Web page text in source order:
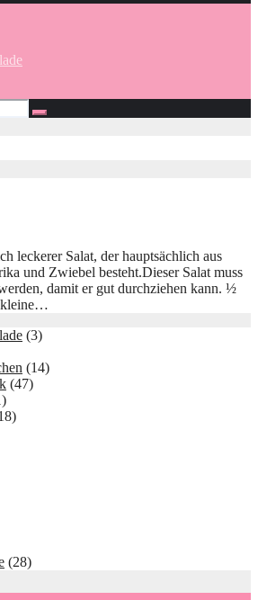
leckerer Salat, der hauptsächlich aus
und Zwiebel besteht.Dieser Salat muss
damit er gut durchziehen kann. ½
kleine…
(3)
(14)
(47)
(28)